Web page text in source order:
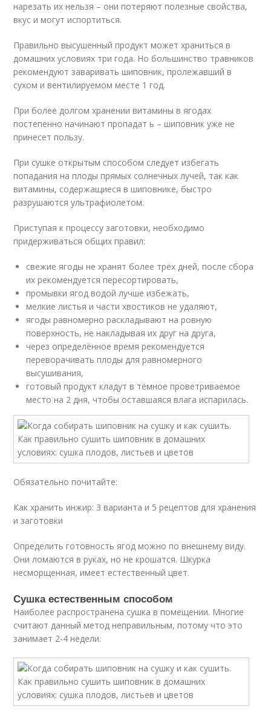
нарезать их нельзя – они потеряют полезные свойства,
вкус и могут испортиться.
Правильно высушенный продукт может храниться в
домашних условиях три года. Но большинство травников
рекомендуют заваривать шиповник, пролежавший в
сухом и вентилируемом месте 1 год.
При более долгом хранении витамины в ягодах
постепенно начинают пропадат ь – шиповник уже не
принесет пользу.
При сушке открытым способом следует избегать
попадания на плоды прямых солнечных лучей, так как
витамины, содержащиеся в шиповнике, быстро
разрушаются ультрафиолетом.
Приступая к процессу заготовки, необходимо
придерживаться общих правил:
свежие ягоды не хранят более трёх дней, после сбора
их рекомендуется пересортировать,
промывки ягод водой лучше избежать,
мелкие листья и части хвостиков не удаляют,
ягоды равномерно раскладывают на ровную
поверхность, не накладывая их друг на друга,
через определённое время рекомендуется
переворачивать плоды для равномерного
высушивания,
готовый продукт кладут в тёмное проветриваемое
место на 2 дня, чтобы оставшаяся влага испарилась.
Обязательно почитайте:
Как хранить инжир: 3 варианта и 5 рецептов для хранения
и заготовки
Определить готовность ягод можно по внешнему виду.
Они ломаются в руках, но не крошатся. Шкурка
несморщенная, имеет естественный цвет.
Сушка естественным способом
Наиболее распространена сушка в помещении. Многие
считают данный метод неправильным, потому что это
занимает 2-4 недели.